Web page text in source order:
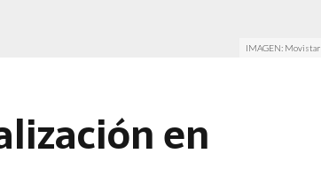
IMAGEN: Movistar
en